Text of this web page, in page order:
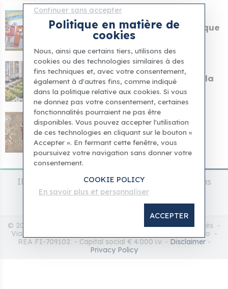
13 avr. 2026
Les patients de l'hôpital pédiatrique
du Vatican o...
05 avr. 2026
Le pape Léon Ier : Pâques ouvre la
porte à une esp...
04 avr. 2026
Pâques 2026
Il s'agit d'un guide touristique indépendant, sans
aucun lien avec les Musées du Vatican.
© 2023 Culturae Heritage Services srls - Tous droits réservés -
Via dei Banchi 6, 50123 Firenze - Numéro de TVA :numéro -
REA FI-709102 - Capital social € 4.000 i.v. - Disclaimer-
Privacy Policy
Continuer sans accepter
Politique en matière de
cookies
Nous, ainsi que certains tiers, utilisons des
cookies ou des technologies similaires à des
fins techniques et, avec votre consentement,
également à d'autres fins, comme indiqué
dans la politique relative aux cookies. Si vous
ne donnez pas votre consentement, certaines
fonctionnalités pourraient ne pas être
disponibles. Vous pouvez accepter l'utilisation
de ces technologies en cliquant sur le bouton «
Accepter ». En fermant cette fenêtre, vous
poursuivez votre navigation sans donner votre
consentement.
COOKIE POLICY
En savoir plus et personnaliser
ACCEPTER